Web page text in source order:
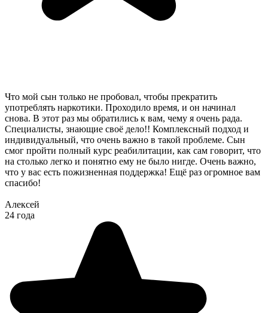
Что мой сын только не пробовал, чтобы прекратить
употреблять наркотики. Проходило время, и он начинал
снова. В этот раз мы обратились к вам, чему я очень рада.
Специалисты, знающие своё дело!! Комплексный подход и
индивидуальный, что очень важно в такой проблеме. Сын
смог пройти полный курс реабилитации, как сам говорит, что
на столько легко и понятно ему не было нигде. Очень важно,
что у вас есть пожизненная поддержка! Ещё раз огромное вам
спасибо!
Алексей
24 года